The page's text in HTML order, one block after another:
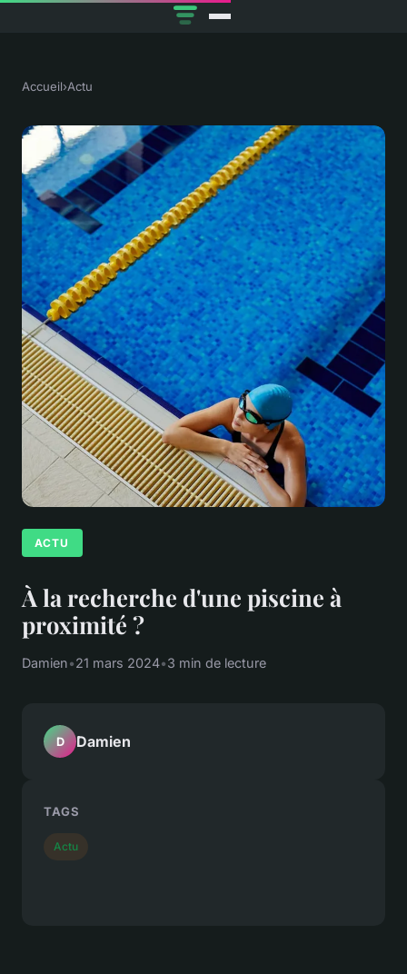
Accueil›Actu
ACTU
À la recherche d'une piscine à
proximité ?
Damien•21 mars 2024•3 min de lecture
D Damien
TAGS
Actu